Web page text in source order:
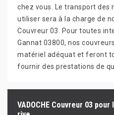
chez vous. Le transport des
utiliser sera à la charge de
Couvreur 03. Pour toutes
Gannat 03800, nos
matériel adéquat et feront
fournir des prestations de
VADOCHE Couvreur 03